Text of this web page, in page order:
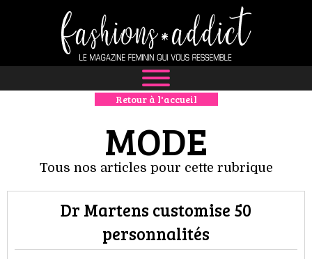
NEWS
MODE
LUXE
DÉFILÉS
BOUTIQUE
Retour à l'accueil
MODE
Tous nos articles pour cette rubrique
Dr Martens customise 50
personnalités